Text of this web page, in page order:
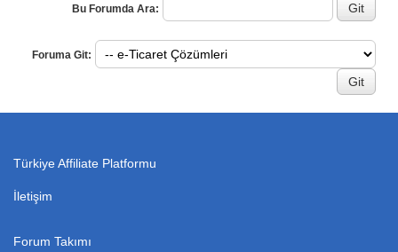
Bu Forumda Ara:
Foruma Git:
Türkiye Affiliate Platformu
İletişim
Forum Takımı